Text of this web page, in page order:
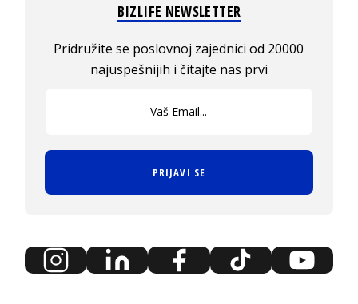
BIZLIFE NEWSLETTER
Pridružite se poslovnoj zajednici od 20000
najuspešnijih i čitajte nas prvi
PRIJAVI SE